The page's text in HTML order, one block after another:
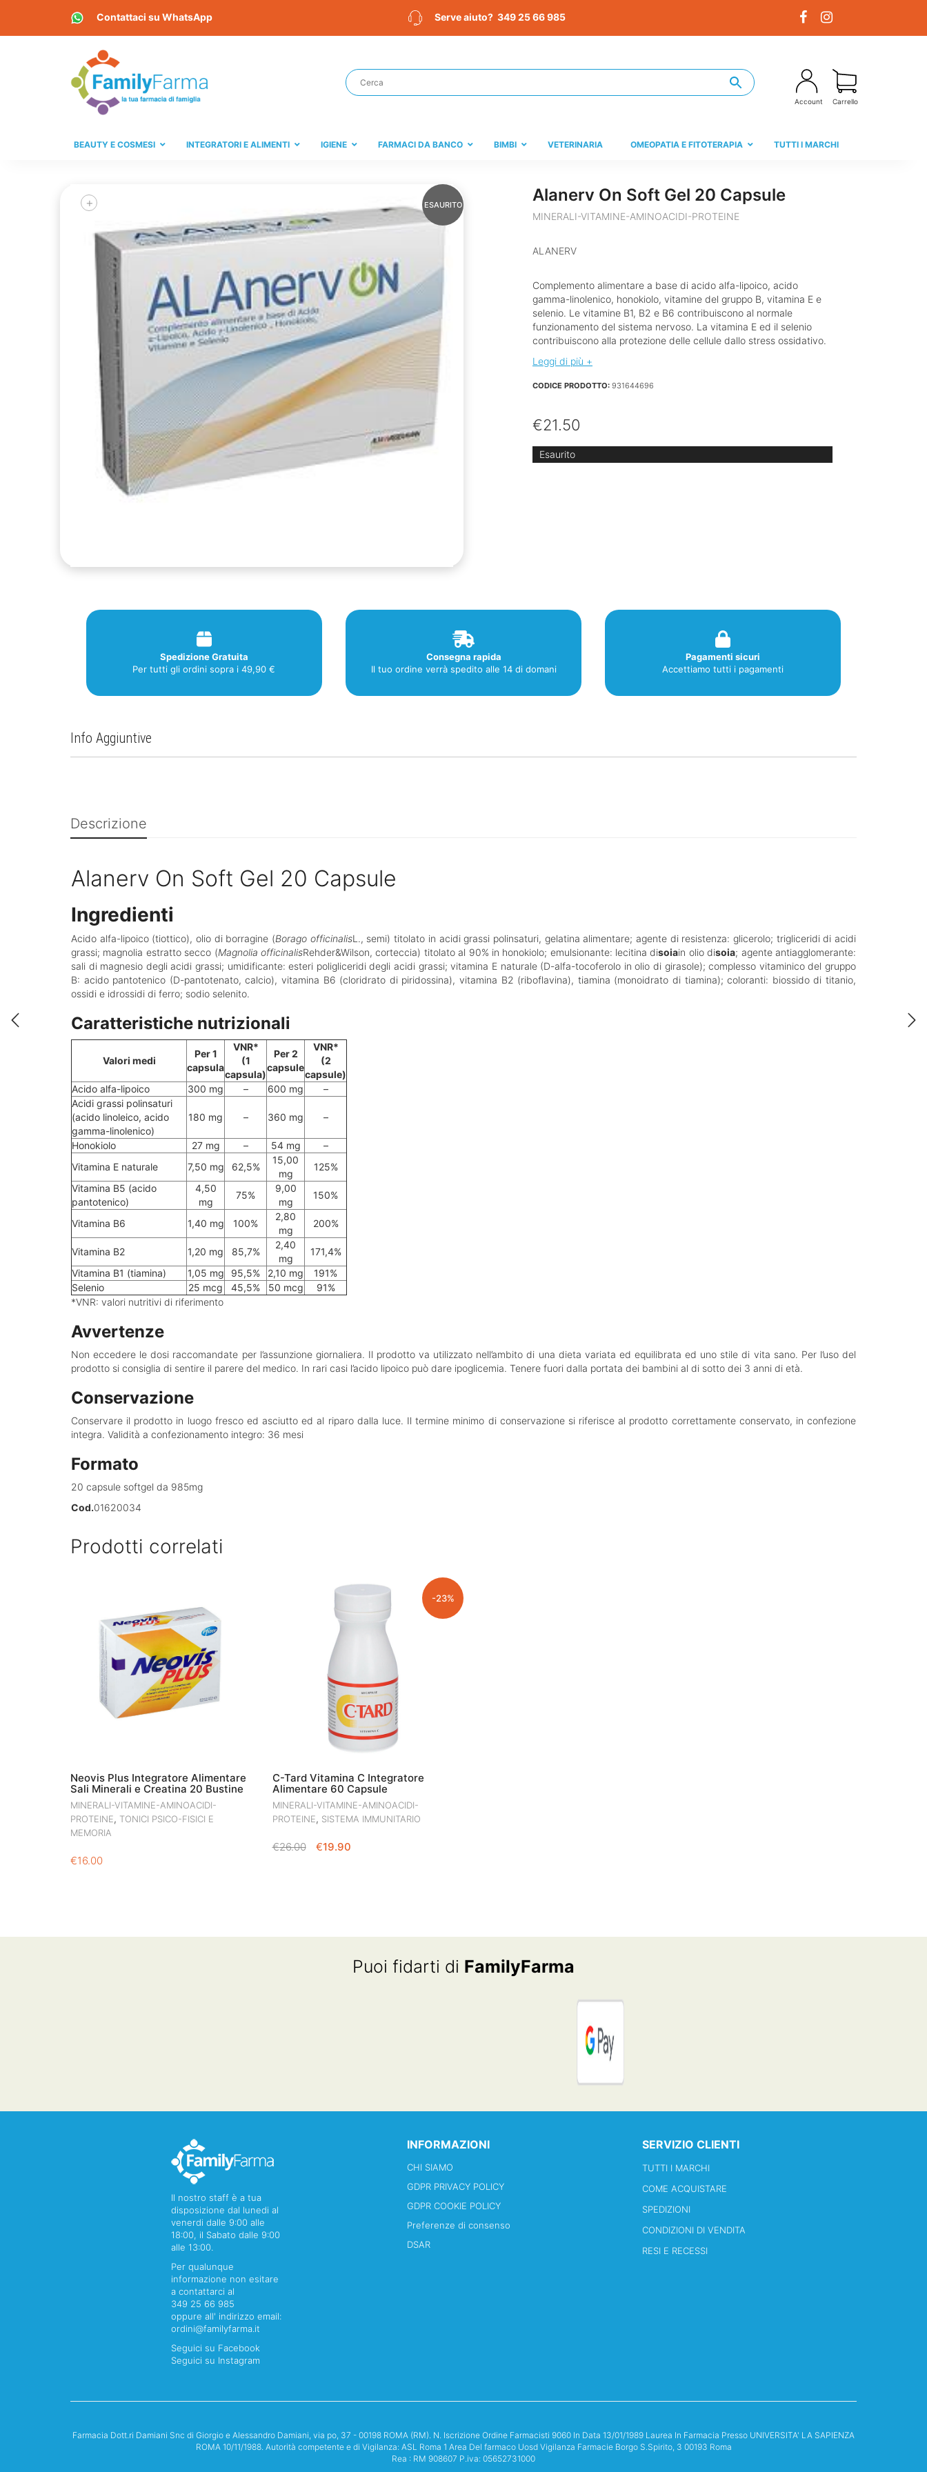
Contattaci su WhatsApp Serve aiuto? 349 25 66 985
Account Carrello
BEAUTY E COSMESI INTEGRATORI E ALIMENTI IGIENE FARMACI DA BANCO BIMBI VETERINARIA OMEOPATIA E FITOTERAPIA TUTTI I MARCHI
ESAURITO
+ Alanerv On Soft Gel 20 Capsule
MINERALI-VITAMINE-AMINOACIDI-PROTEINE
ALANERV
Complemento alimentare a base di acido alfa-lipoico, acido
gamma-linolenico, honokiolo, vitamine del gruppo B, vitamina E e
selenio. Le vitamine B1, B2 e B6 contribuiscono al normale
funzionamento del sistema nervoso. La vitamina E ed il selenio
contribuiscono alla protezione delle cellule dallo stress ossidativo.
Leggi di più +
CODICE PRODOTTO: 931644696
€21.50
Esaurito
Spedizione Gratuita
Per tutti gli ordini sopra i 49,90 €
Consegna rapida
Il tuo ordine verrà spedito alle 14 di domani
Pagamenti sicuri
Accettiamo tutti i pagamenti
Info Aggiuntive
Descrizione
Alanerv On Soft Gel 20 Capsule
Ingredienti
Acido alfa-lipoico (tiottico), olio di borragine (Borago officinalisL., semi) titolato in acidi grassi polinsaturi, gelatina alimentare; agente di resistenza: glicerolo; trigliceridi di acidi
grassi; magnolia estratto secco (Magnolia officinalisRehder&Wilson, corteccia) titolato al 90% in honokiolo; emulsionante: lecitina disoiain olio disoia; agente antiagglomerante:
sali di magnesio degli acidi grassi; umidificante: esteri poligliceridi degli acidi grassi; vitamina E naturale (D-alfa-tocoferolo in olio di girasole); complesso vitaminico del gruppo
B: acido pantotenico (D-pantotenato, calcio), vitamina B6 (cloridrato di piridossina), vitamina B2 (riboflavina), tiamina (monoidrato di tiamina); coloranti: biossido di titanio,
ossidi e idrossidi di ferro; sodio selenito.
Caratteristiche nutrizionali
Valori medi
Per 1
capsula
VNR*
(1
capsula)
Per 2
capsule
VNR*
(2
capsule)
Acido alfa-lipoico
300 mg – 600 mg
–
Acidi grassi polinsaturi
(acido linoleico, acido
gamma-linolenico)
180 mg – 360 mg –
Honokiolo 27 mg – 54 mg
–
Vitamina E naturale
7,50 mg 62,5%
15,00
mg
125%
Vitamina B5 (acido
pantotenico)
4,50
mg
75%
9,00
mg
150%
Vitamina B6 1,40 mg 100%
2,80
mg
200%
Vitamina B2 1,20 mg 85,7%
2,40
mg
171,4%
Vitamina B1 (tiamina)
1,05 mg 95,5% 2,10 mg
191%
Selenio
25 mcg 45,5% 50 mcg
91%
*VNR: valori nutritivi di riferimento
Avvertenze
Non eccedere le dosi raccomandate per l’assunzione giornaliera. Il prodotto va utilizzato nell’ambito di una dieta variata ed equilibrata ed uno stile di vita sano. Per l’uso del
prodotto si consiglia di sentire il parere del medico. In rari casi l’acido lipoico può dare ipoglicemia. Tenere fuori dalla portata dei bambini al di sotto dei 3 anni di età.
Conservazione
Conservare il prodotto in luogo fresco ed asciutto ed al riparo dalla luce. Il termine minimo di conservazione si riferisce al prodotto correttamente conservato, in confezione
integra. Validità a confezionamento integro: 36 mesi
Formato
20 capsule softgel da 985mg
Cod.01620034
Prodotti correlati
Neovis Plus Integratore Alimentare
Sali Minerali e Creatina 20 Bustine
MINERALI-VITAMINE-AMINOACIDI-
PROTEINE, TONICI PSICO-FISICI E
MEMORIA
€16.00
-23%
C-Tard Vitamina C Integratore
Alimentare 60 Capsule
MINERALI-VITAMINE-AMINOACIDI-
PROTEINE, SISTEMA IMMUNITARIO
€26.00
IL
€19.90IL
Puoi fidarti di FamilyFarma
Il nostro staff è a tua
disposizione dal lunedi al
venerdi dalle 9:00 alle
18:00, il Sabato dalle 9:00
alle 13:00.
Per qualunque
informazione non esitare
a contattarci al
349 25 66 985
oppure all' indirizzo email:
ordini@familyfarma.it
Seguici su Facebook
Seguici su Instagram
INFORMAZIONI
CHI SIAMO
GDPR PRIVACY POLICY
GDPR COOKIE POLICY
Preferenze di consenso
DSAR
SERVIZIO CLIENTI
TUTTI I MARCHI
COME ACQUISTARE
SPEDIZIONI
CONDIZIONI DI VENDITA
RESI E RECESSI
Farmacia Dott.ri Damiani Snc di Giorgio e Alessandro Damiani, via po, 37 - 00198 ROMA (RM). N. Iscrizione Ordine Farmacisti 9060 In Data 13/01/1989 Laurea In Farmacia Presso UNIVERSITA' LA SAPIENZA
ROMA 10/11/1988. Autorità competente e di Vigilanza: ASL Roma 1 Area Del farmaco Uosd Vigilanza Farmacie Borgo S.Spirito, 3 00193 Roma
Rea : RM 908607 P.iva: 05652731000